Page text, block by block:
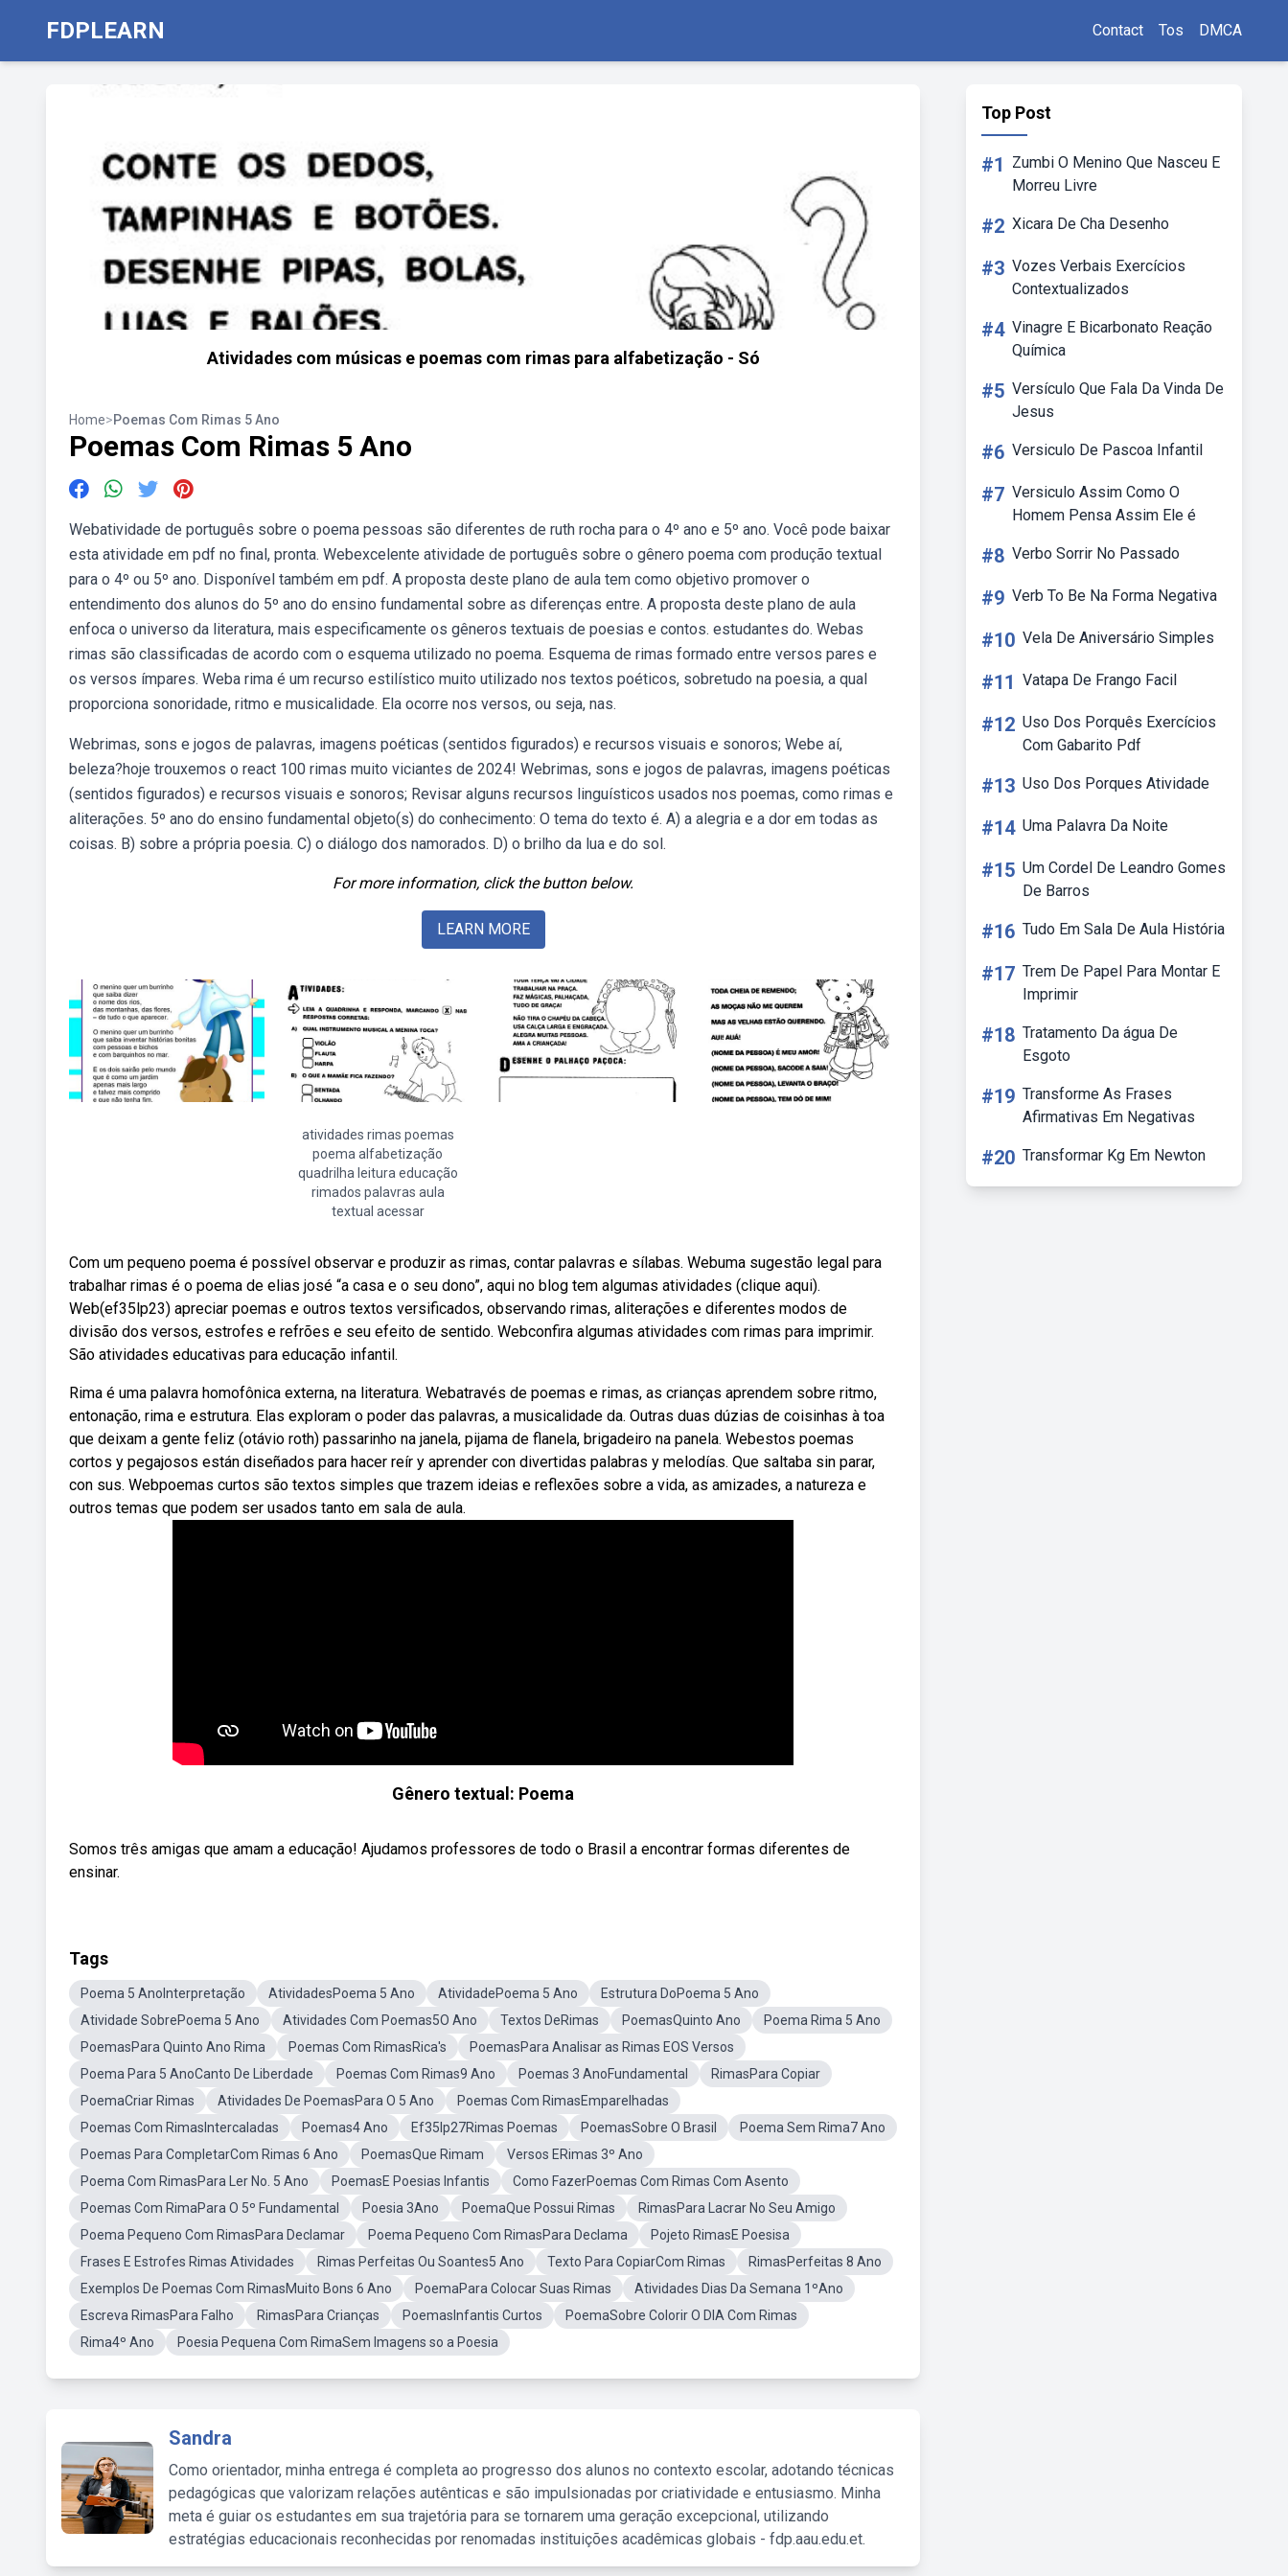
FDPLEARN Contact Tos DMCA
Atividades com músicas e poemas com rimas para alfabetização - Só
Home>Poemas Com Rimas 5 Ano
Poemas Com Rimas 5 Ano
Webatividade de português sobre o poema pessoas são diferentes de ruth rocha para o 4º ano e 5º ano. Você pode baixar
esta atividade em pdf no final, pronta. Webexcelente atividade de português sobre o gênero poema com produção textual
para o 4º ou 5º ano. Disponível também em pdf. A proposta deste plano de aula tem como objetivo promover o
entendimento dos alunos do 5º ano do ensino fundamental sobre as diferenças entre. A proposta deste plano de aula
enfoca o universo da literatura, mais especificamente os gêneros textuais de poesias e contos. estudantes do. Webas
rimas são classificadas de acordo com o esquema utilizado no poema. Esquema de rimas formado entre versos pares e
os versos ímpares. Weba rima é um recurso estilístico muito utilizado nos textos poéticos, sobretudo na poesia, a qual
proporciona sonoridade, ritmo e musicalidade. Ela ocorre nos versos, ou seja, nas.
Webrimas, sons e jogos de palavras, imagens poéticas (sentidos figurados) e recursos visuais e sonoros; Webe aí,
beleza?hoje trouxemos o react 100 rimas muito viciantes de 2024! Webrimas, sons e jogos de palavras, imagens poéticas
(sentidos figurados) e recursos visuais e sonoros; Revisar alguns recursos linguísticos usados nos poemas, como rimas e
aliterações. 5º ano do ensino fundamental objeto(s) do conhecimento: O tema do texto é. A) a alegria e a dor em todas as
coisas. B) sobre a própria poesia. C) o diálogo dos namorados. D) o brilho da lua e do sol.
For more information, click the button below.
LEARN MORE
atividades rimas poemas
poema alfabetização
quadrilha leitura educação
rimados palavras aula
textual acessar
Com um pequeno poema é possível observar e produzir as rimas, contar palavras e sílabas. Webuma sugestão legal para
trabalhar rimas é o poema de elias josé “a casa e o seu dono”, aqui no blog tem algumas atividades (clique aqui).
Web(ef35lp23) apreciar poemas e outros textos versificados, observando rimas, aliterações e diferentes modos de
divisão dos versos, estrofes e refrões e seu efeito de sentido. Webconfira algumas atividades com rimas para imprimir.
São atividades educativas para educação infantil.
Rima é uma palavra homofônica externa, na literatura. Webatravés de poemas e rimas, as crianças aprendem sobre ritmo,
entonação, rima e estrutura. Elas exploram o poder das palavras, a musicalidade da. Outras duas dúzias de coisinhas à toa
que deixam a gente feliz (otávio roth) passarinho na janela, pijama de flanela, brigadeiro na panela. Webestos poemas
cortos y pegajosos están diseñados para hacer reír y aprender con divertidas palabras y melodías. Que saltaba sin parar,
con sus. Webpoemas curtos são textos simples que trazem ideias e reflexões sobre a vida, as amizades, a natureza e
outros temas que podem ser usados tanto em sala de aula.
Gênero textual: Poema
Somos três amigas que amam a educação! Ajudamos professores de todo o Brasil a encontrar formas diferentes de
ensinar.
Tags
Poema 5 AnoInterpretação AtividadesPoema 5 Ano AtividadePoema 5 Ano
Estrutura DoPoema 5 Ano
Atividade SobrePoema 5 Ano
Atividades Com Poemas5O Ano Textos DeRimas PoemasQuinto Ano
Poema Rima 5 Ano
PoemasPara Quinto Ano Rima
Poemas Com RimasRica's
PoemasPara Analisar as Rimas EOS Versos
Poema Para 5 AnoCanto De Liberdade
Poemas Com Rimas9 Ano Poemas 3 AnoFundamental
RimasPara Copiar
PoemaCriar Rimas
Atividades De PoemasPara O 5 Ano
Poemas Com RimasEmparelhadas
Poemas Com RimasIntercaladas
Poemas4 Ano Ef35lp27Rimas Poemas PoemasSobre O Brasil
Poema Sem Rima7 Ano
Poemas Para CompletarCom Rimas 6 Ano
PoemasQue Rimam
Versos ERimas 3º Ano
Poema Com RimasPara Ler No. 5 Ano
PoemasE Poesias Infantis
Como FazerPoemas Com Rimas Com Asento
Poemas Com RimaPara O 5º Fundamental
Poesia 3Ano PoemaQue Possui Rimas
RimasPara Lacrar No Seu Amigo
Poema Pequeno Com RimasPara Declamar
Poema Pequeno Com RimasPara Declama
Pojeto RimasE Poesisa
Frases E Estrofes Rimas Atividades
Rimas Perfeitas Ou Soantes5 Ano Texto Para CopiarCom Rimas
RimasPerfeitas 8 Ano
Exemplos De Poemas Com RimasMuito Bons 6 Ano
PoemaPara Colocar Suas Rimas
Atividades Dias Da Semana 1ºAno
Escreva RimasPara Falho
RimasPara Crianças PoemasInfantis Curtos
PoemaSobre Colorir O DIA Com Rimas
Rima4º Ano
Poesia Pequena Com RimaSem Imagens so a Poesia
Sandra
Como orientador, minha entrega é completa ao progresso dos alunos no contexto escolar, adotando técnicas
pedagógicas que valorizam relações autênticas e são impulsionadas por criatividade e entusiasmo. Minha
meta é guiar os estudantes em sua trajetória para se tornarem uma geração excepcional, utilizando
estratégias educacionais reconhecidas por renomadas instituições acadêmicas globais - fdp.aau.edu.et.
Top Post
#1
Zumbi O Menino Que Nasceu E
Morreu Livre
#2 Xicara De Cha Desenho
#3 Vozes Verbais Exercícios
Contextualizados
#4 Vinagre E Bicarbonato Reação
Química
#5 Versículo Que Fala Da Vinda De
Jesus
#6 Versiculo De Pascoa Infantil
#7 Versiculo Assim Como O
Homem Pensa Assim Ele é
#8 Verbo Sorrir No Passado
#9 Verb To Be Na Forma Negativa
#10 Vela De Aniversário Simples
#11 Vatapa De Frango Facil
#12 Uso Dos Porquês Exercícios
Com Gabarito Pdf
#13 Uso Dos Porques Atividade
#14 Uma Palavra Da Noite
#15 Um Cordel De Leandro Gomes
De Barros
#16 Tudo Em Sala De Aula História
#17 Trem De Papel Para Montar E
Imprimir
#18 Tratamento Da água De
Esgoto
#19 Transforme As Frases
Afirmativas Em Negativas
#20 Transformar Kg Em Newton